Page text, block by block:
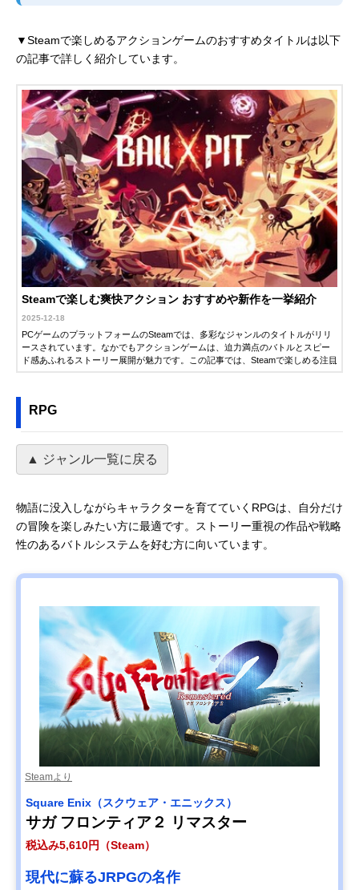
▼Steamで楽しめるアクションゲームのおすすめタイトルは以下
の記事で詳しく紹介しています。
Steamで楽しむ爽快アクション おすすめや新作を一挙紹介
2025-12-18
PCゲームのプラットフォームのSteamでは、多彩なジャンルのタイトルがリリ
ースされています。なかでもアクションゲームは、迫力満点のバトルとスピー
ド感あふれるストーリー展開が魅力です。この記事では、Steamで楽しめる注目
RPG
▲ ジャンル一覧に戻る
物語に没入しながらキャラクターを育てていくRPGは、自分だけ
の冒険を楽しみたい方に最適です。ストーリー重視の作品や戦略
性のあるバトルシステムを好む方に向いています。
Steamより
Square Enix（スクウェア・エニックス）
サガ フロンティア２ リマスター
税込み5,610円（Steam）
現代に蘇るJRPGの名作